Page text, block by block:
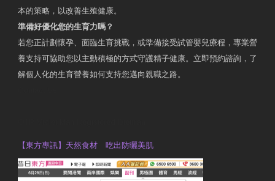
本的策略，以改善生殖健康。
準備好優化您的生育力嗎？
若您正計劃懷孕、面臨生育挑戰，或準備接受試管嬰兒療程，專業營
養支持可協助您以主動積極的方式守護精子健康。立即預約諮詢，了
解個人化的生育營養如何支持您邁向親職之路。
【東方專訊】天然食材 吃出防曬美肌